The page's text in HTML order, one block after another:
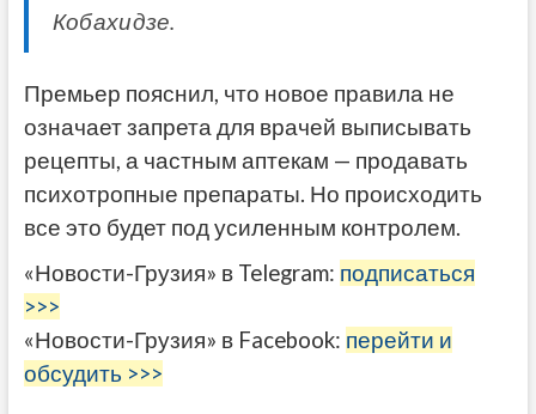
Кобахидзе.
Премьер пояснил, что новое правила не
означает запрета для врачей выписывать
рецепты, а частным аптекам — продавать
психотропные препараты. Но происходить
все это будет под усиленным контролем.
«Новости-Грузия» в Telegram: подписаться
>>>
«Новости-Грузия» в Facebook: перейти и
обсудить >>>